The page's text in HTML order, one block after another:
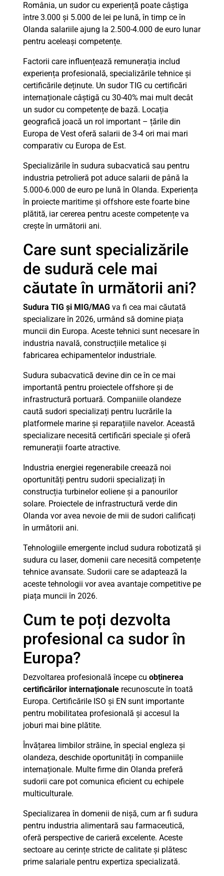
România, un sudor cu experiență poate câștiga
între 3.000 și 5.000 de lei pe lună, în timp ce în
Olanda salariile ajung la 2.500-4.000 de euro lunar
pentru aceleași competențe.
Factorii care influențează remunerația includ
experiența profesională, specializările tehnice și
certificările deținute. Un sudor TIG cu certificări
internaționale câștigă cu 30-40% mai mult decât
un sudor cu competențe de bază. Locația
geografică joacă un rol important – țările din
Europa de Vest oferă salarii de 3-4 ori mai mari
comparativ cu Europa de Est.
Specializările în sudura subacvatică sau pentru
industria petrolieră pot aduce salarii de până la
5.000-6.000 de euro pe lună în Olanda. Experiența
în proiecte maritime și offshore este foarte bine
plătită, iar cererea pentru aceste competențe va
crește în următorii ani.
Care sunt specializările
de sudură cele mai
căutate în următorii ani?
Sudura TIG și MIG/MAG va fi cea mai căutată
specializare în 2026, urmând să domine piața
muncii din Europa. Aceste tehnici sunt necesare în
industria navală, construcțiile metalice și
fabricarea echipamentelor industriale.
Sudura subacvatică devine din ce în ce mai
importantă pentru proiectele offshore și de
infrastructură portuară. Companiile olandeze
caută sudori specializați pentru lucrările la
platformele marine și reparațiile navelor. Această
specializare necesită certificări speciale și oferă
remunerații foarte atractive.
Industria energiei regenerabile creează noi
oportunități pentru sudorii specializați în
construcția turbinelor eoliene și a panourilor
solare. Proiectele de infrastructură verde din
Olanda vor avea nevoie de mii de sudori calificați
în următorii ani.
Tehnologiile emergente includ sudura robotizată și
sudura cu laser, domenii care necesită competențe
tehnice avansate. Sudorii care se adaptează la
aceste tehnologii vor avea avantaje competitive pe
piața muncii în 2026.
Cum te poți dezvolta
profesional ca sudor în
Europa?
Dezvoltarea profesională începe cu obținerea
certificărilor internaționale recunoscute în toată
Europa. Certificările ISO și EN sunt importante
pentru mobilitatea profesională și accesul la
joburi mai bine plătite.
Învățarea limbilor străine, în special engleza și
olandeza, deschide oportunități în companiile
internaționale. Multe firme din Olanda preferă
sudorii care pot comunica eficient cu echipele
multiculturale.
Specializarea în domenii de nișă, cum ar fi sudura
pentru industria alimentară sau farmaceutică,
oferă perspective de carieră excelente. Aceste
sectoare au cerințe stricte de calitate și plătesc
prime salariale pentru expertiza specializată.